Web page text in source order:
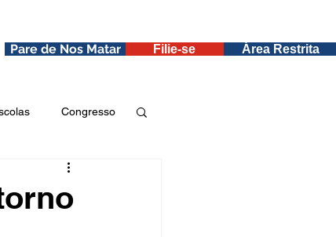
Filie-se
Pare de Nos Matar Área Restrita
Congresso
Publicações SEDIN